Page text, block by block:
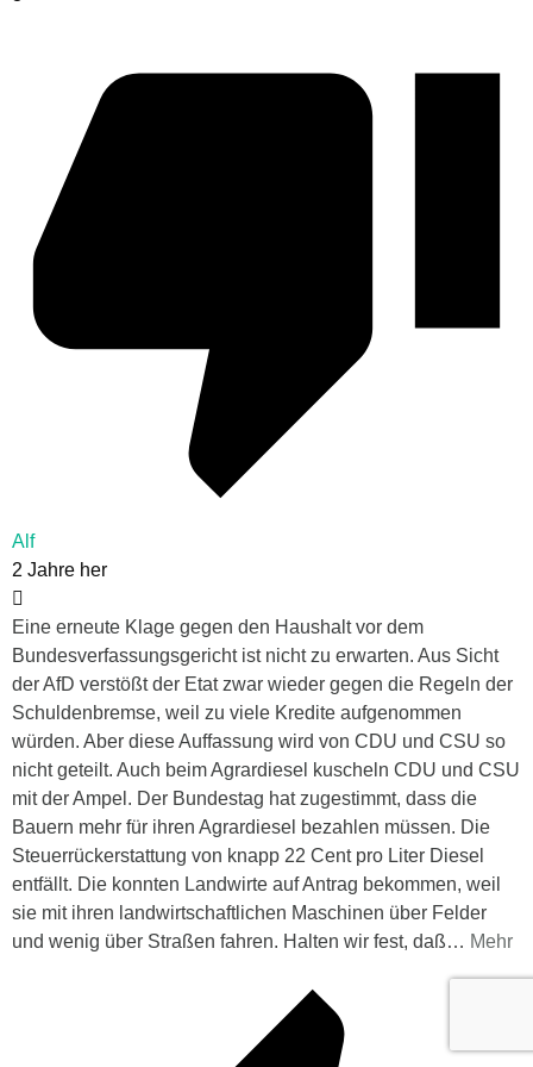
Alf
2 Jahre her
Eine erneute Klage gegen den Haushalt vor dem
Bundesverfassungsgericht ist nicht zu erwarten. Aus Sicht
der AfD verstößt der Etat zwar wieder gegen die Regeln der
Schuldenbremse, weil zu viele Kredite aufgenommen
würden. Aber diese Auffassung wird von CDU und CSU so
nicht geteilt. Auch beim Agrardiesel kuscheln CDU und CSU
mit der Ampel. Der Bundestag hat zugestimmt, dass die
Bauern mehr für ihren Agrardiesel bezahlen müssen. Die
Steuerrückerstattung von knapp 22 Cent pro Liter Diesel
entfällt. Die konnten Landwirte auf Antrag bekommen, weil
sie mit ihren landwirtschaftlichen Maschinen über Felder
und wenig über Straßen fahren. Halten wir fest, daß… Mehr